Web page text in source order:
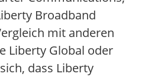
Broadband
mit anderen
Liberty Global oder
dass Liberty